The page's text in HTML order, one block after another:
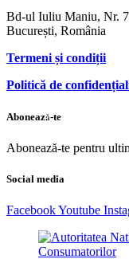
Bd-ul Iuliu Maniu, Nr.
București, România
Termeni și condiții
Politică de
Abonează-te
Abonează-te pentru
Social media
FacebookYoutube